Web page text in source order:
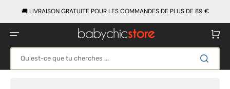
au
🚚 LIVRAISON GRATUITE POUR LES COMMANDES DE PLUS DE 89 €
Qu'est-ce que tu cherches ...
Panier